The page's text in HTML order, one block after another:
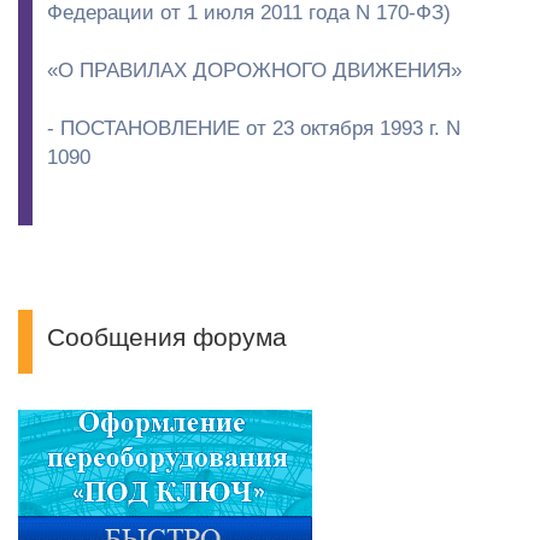
Федерации от 1 июля 2011 года N 170-ФЗ)
«О ПРАВИЛАХ ДОРОЖНОГО ДВИЖЕНИЯ»
- ПОСТАНОВЛЕНИЕ от 23 октября 1993 г. N
1090
Сообщения форума